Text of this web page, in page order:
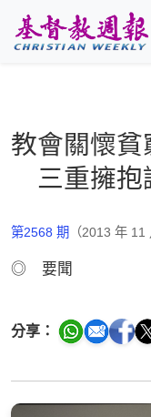
教會關懷貧
三重擁抱
第2568 期 （2013 年 11
◎ 要聞
分享：